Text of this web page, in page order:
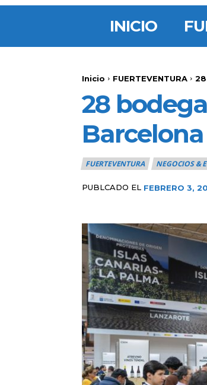
INICIO
Inicio FUERTEVENTURA
28
FUERTEVENTURA NEGOCIOS &
PUBLCADO EL FEBRERO 3,